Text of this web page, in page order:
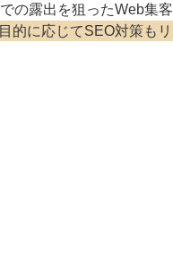
の露出を狙ったWeb集
目的に応じてSEO対策も